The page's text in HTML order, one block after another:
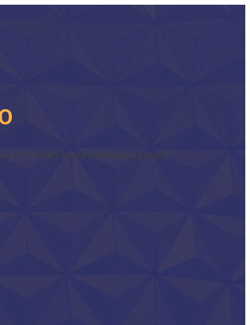
te llevará a nuestra nueva página.